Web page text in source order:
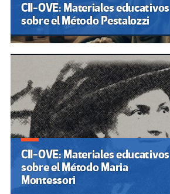
CII-OVE: Materiales educativos
sobre el Método Pestalozzi
CII-OVE: Materiales educativos
sobre el Método Maria
Montessori